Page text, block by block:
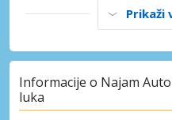
Prikaži
Informacije o Najam
luka